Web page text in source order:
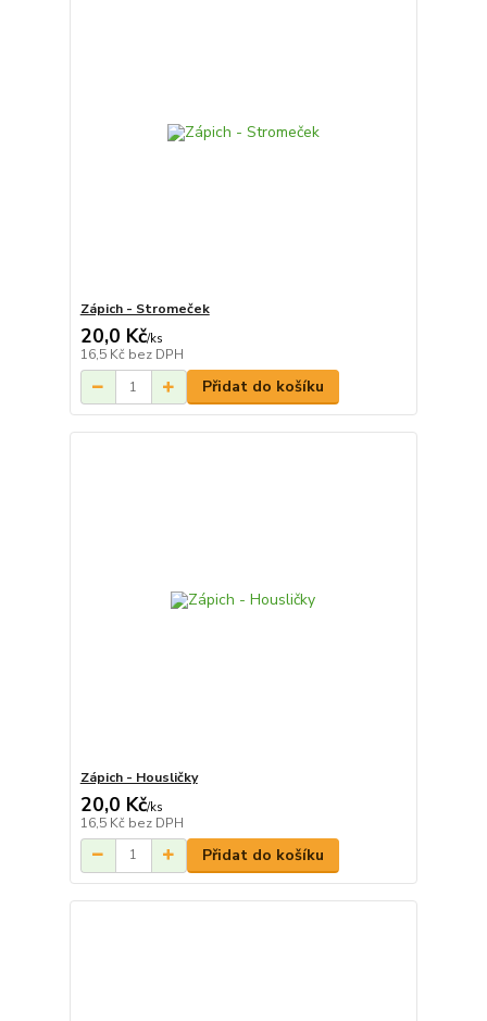
Zápich - Stromeček
20,0 Kč/ks
16,5 Kč bez DPH
Přidat do košíku
Zápich - Housličky
20,0 Kč/ks
16,5 Kč bez DPH
Přidat do košíku